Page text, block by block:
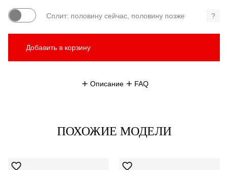
Сплит: половину сейчас, половину позже ?
Добавить в корзину
Описание FAQ
ПОХОЖИЕ МОДЕЛИ